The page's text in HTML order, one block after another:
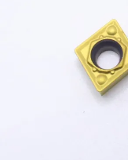
PROPOS